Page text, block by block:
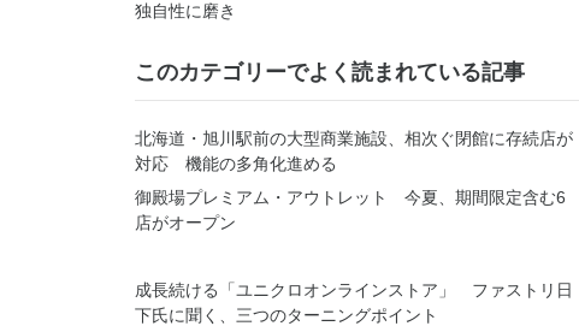
独自性に磨き
このカテゴリーでよく読まれている記事
北海道・旭川駅前の大型商業施設、相次ぐ閉館に存続店が
対応 機能の多角化進める
御殿場プレミアム・アウトレット 今夏、期間限定含む6
店がオープン
成長続ける「ユニクロオンラインストア」 ファストリ日
下氏に聞く、三つのターニングポイント